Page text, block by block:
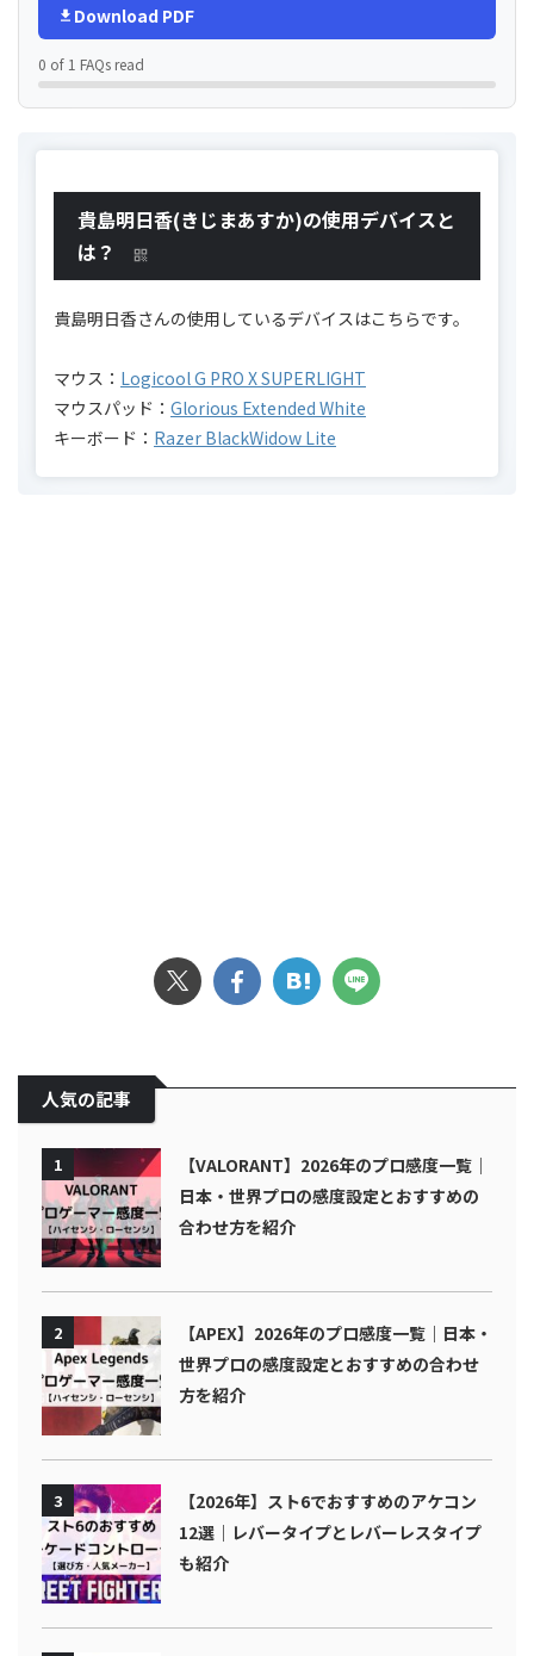
Download PDF
0 of 1 FAQs read
貴島明日香(きじまあすか)の使用デバイスと
は？
貴島明日香さんの使用しているデバイスはこちらです。
マウス： Logicool G PRO X SUPERLIGHT
マウスパッド： Glorious Extended White
キーボード： Razer BlackWidow Lite
人気の記事
1
【VALORANT】2026年のプロ感度一覧｜
日本・世界プロの感度設定とおすすめの
合わせ方を紹介
2
【APEX】2026年のプロ感度一覧｜日本・
世界プロの感度設定とおすすめの合わせ
方を紹介
3
【2026年】スト6でおすすめのアケコン
12選｜レバータイプとレバーレスタイプ
も紹介